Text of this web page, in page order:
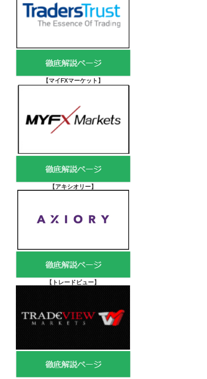
【マイFXマーケット 】
【アキシオリー】
【 トレードビュー】